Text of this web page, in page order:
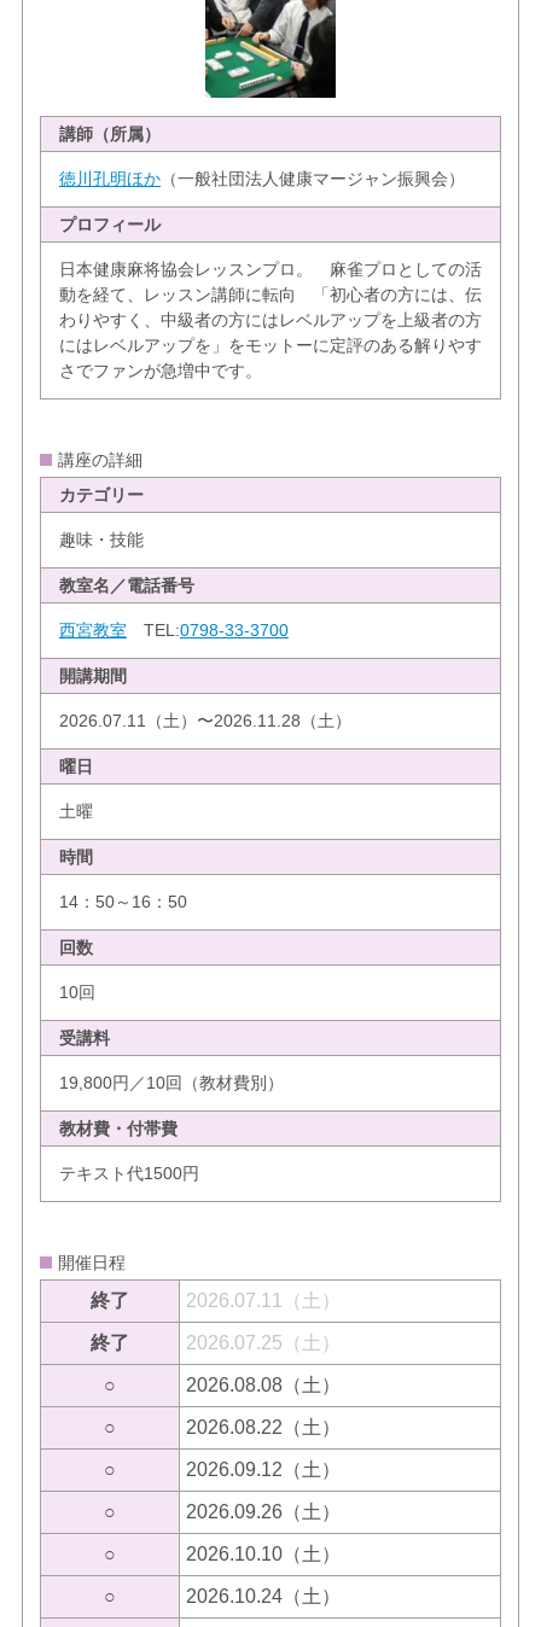
講師（所属）
徳川孔明ほか（一般社団法人健康マージャン振興会）
プロフィール
日本健康麻将協会レッスンプロ。 麻雀プロとしての活
動を経て、レッスン講師に転向 「初心者の方には、伝
わりやすく、中級者の方にはレベルアップを上級者の方
にはレベルアップを」をモットーに定評のある解りやす
さでファンが急増中です。
講座の詳細
カテゴリー
趣味・技能
教室名／電話番号
西宮教室 TEL:0798-33-3700
開講期間
2026.07.11（土）〜2026.11.28（土）
曜日
土曜
時間
14：50～16：50
回数
10回
受講料
19,800円／10回（教材費別）
教材費・付帯費
テキスト代1500円
開催日程
終了 2026.07.11（土）
終了 2026.07.25（土）
○ 2026.08.08（土）
○ 2026.08.22（土）
○ 2026.09.12（土）
○ 2026.09.26（土）
○ 2026.10.10（土）
○ 2026.10.24（土）